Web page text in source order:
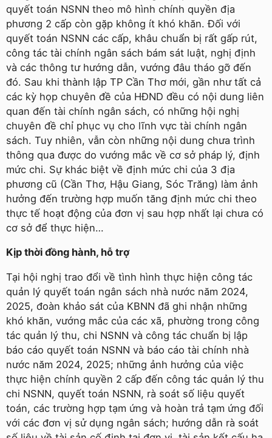
quyết toán NSNN theo mô hình chính quyền địa
phương 2 cấp còn gặp không ít khó khăn. Đối với
quyết toán NSNN các cấp, khâu chuẩn bị rất gấp rút,
công tác tài chính ngân sách bám sát luật, nghị định
và các thông tư hướng dẫn, vướng đâu tháo gỡ đến
đó. Sau khi thành lập TP Cần Thơ mới, gần như tất cả
các kỳ họp chuyên đề của HĐND đều có nội dung liên
quan đến tài chính ngân sách, có những hội nghị
chuyên đề chỉ phục vụ cho lĩnh vực tài chính ngân
sách. Tuy nhiên, vẫn còn những nội dung chưa trình
thông qua được do vướng mắc về cơ sở pháp lý, định
mức chi. Sự khác biệt về định mức chi của 3 địa
phương cũ (Cần Thơ, Hậu Giang, Sóc Trăng) làm ảnh
hưởng đến trường hợp muốn tăng định mức chi theo
thực tế hoạt động của đơn vị sau hợp nhất lại chưa có
cơ sở để thực hiện…
Kịp thời đồng hành, hỗ trợ
Tại hội nghị trao đổi về tình hình thực hiện công tác
quản lý quyết toán ngân sách nhà nước năm 2024,
2025, đoàn khảo sát của KBNN đã ghi nhận những
khó khăn, vướng mắc của các xã, phường trong công
tác quản lý thu, chi NSNN và công tác chuẩn bị lập
báo cáo quyết toán NSNN và báo cáo tài chính nhà
nước năm 2024, 2025; những ảnh hưởng của việc
thực hiện chính quyền 2 cấp đến công tác quản lý thu
chi NSNN, quyết toán NSNN, rà soát số liệu quyết
toán, các trường hợp tạm ứng và hoàn trả tạm ứng đối
với các đơn vị sử dụng ngân sách; hướng dẫn rà soát